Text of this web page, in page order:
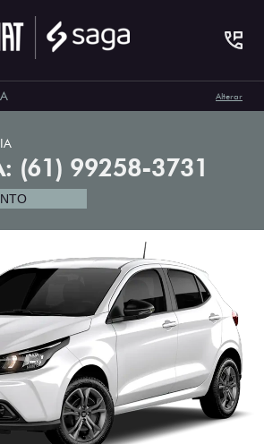
Alterar
(61) 99258-3731